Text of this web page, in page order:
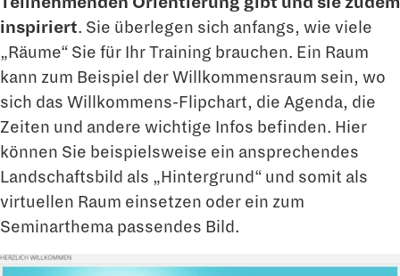
inspiriert. Sie überlegen sich anfangs, wie viele
„Räume“ Sie für Ihr Training brauchen. Ein Raum
kann zum Beispiel der Willkommensraum sein, wo
sich das Willkommens-Flipchart, die Agenda, die
Zeiten und andere wichtige Infos befinden. Hier
können Sie beispielsweise ein ansprechendes
Landschaftsbild als „Hintergrund“ und somit als
virtuellen Raum einsetzen oder ein zum
Seminarthema passendes Bild.